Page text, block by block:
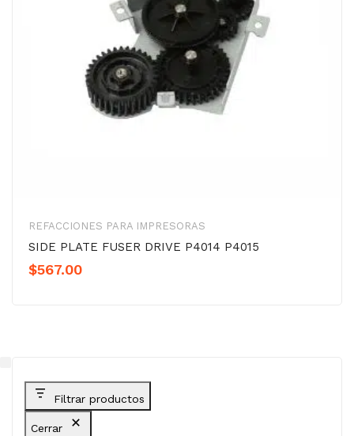
REFACCIONES PARA IMPRESORAS
SIDE PLATE FUSER DRIVE P4014 P4015
$567.00
Filtrar productos
Cerrar